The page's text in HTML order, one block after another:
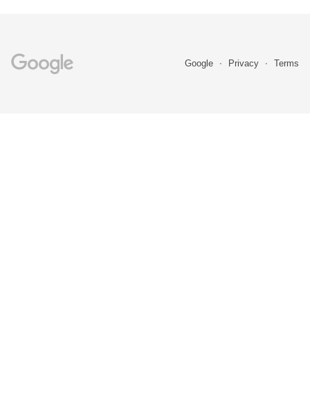
Google Privacy Terms